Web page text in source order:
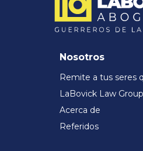
Nosotros
Remite a tus seres
LaBovick Law Group
Acerca de
Referidos